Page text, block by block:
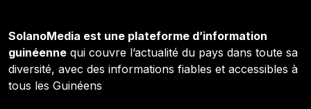
SolanoMedia est une plateforme d’information
guinéenne qui couvre l’actualité du pays dans toute sa
diversité, avec des informations fiables et accessibles à
tous les Guinéens